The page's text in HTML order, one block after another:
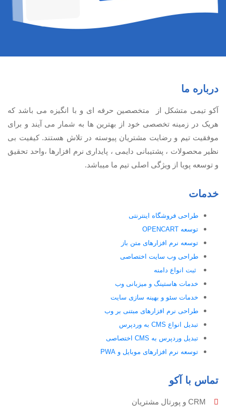
درباره ما
آكو تيمی متشکل از متخصصین حرفه ای و با انگیزه می باشد که
هریک در زمینه تخصصی خود از بهترین ها به شمار می آیند و برای
موفقیت تيم و رضایت مشتریان پیوسته در تلاش هستند. کیفیت بی
نظير محصولات ، پشتیبانی دايمی ، پایداری نرم افزارها ،واحد تحقیق
و توسعه پویا از ویژگی اصلی تیم ما میباشد.
خدمات
طراحی فروشگاه اینترنتی
توسعه OPENCART
توسعه نرم افزارهای متن باز
طراحی وب سایت اختصاصی
ثبت انواع دامنه
خدمات هاستینگ و میزبانی وب
خدمات سئو و بهینه سازی سایت
طراحی نرم افزارهای مبتنی بر وب
تبدیل انواع CMS به وردپرس
تبدیل وردپرس به CMS اختصاصی
توسعه نرم افزارهای موبایل و PWA
تماس با آکو
CRM و پورتال مشتریان